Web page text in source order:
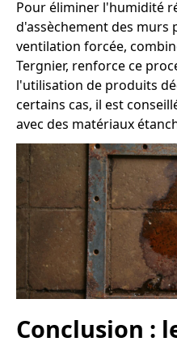
Pour éliminer l'humidité
d'assèchement des murs
ventilation forcée,
Tergnier, renforce ce
l'utilisation de produits
certains cas, il est
avec des matériaux
Conclusion :